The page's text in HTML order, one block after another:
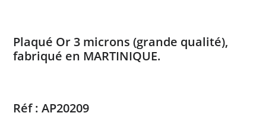
Plaqué Or 3 microns (grande qualité),
fabriqué en MARTINIQUE.
Réf : AP20209